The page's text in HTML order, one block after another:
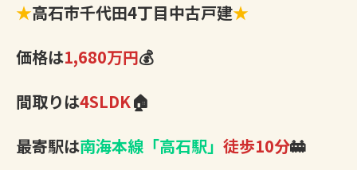
★高石市千代田4丁目中古戸建★
価格は1,680万円💰
間取りは4SLDK🏠
最寄駅は南海本線「高石駅」 徒歩10分🚋